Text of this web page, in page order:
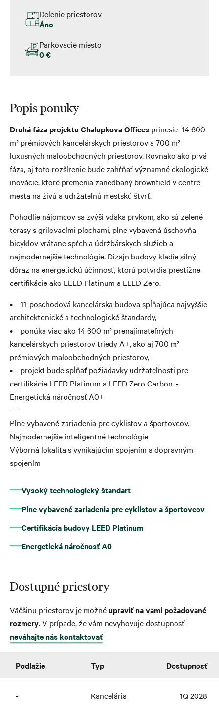
Delenie priestorov
Áno
Parkovacie miesto
0 €
Popis ponuky
Druhá fáza projektu Chalupkova Offices prinesie 14 600
m² prémiových kancelárskych priestorov a 700 m²
luxusných maloobchodných priestorov. Rovnako ako prvá
fáza, aj toto rozšírenie bude zahŕňať významné ekologické
inovácie, ktoré premenia zanedbaný brownfield v centre
mesta na živú a udržateľnú mestskú štvrť.
Pohodlie nájomcov sa zvýši vďaka prvkom, ako sú zelené
terasy s grilovacími plochami, plne vybavená úschovňa
bicyklov vrátane spŕch a údržbárskych služieb a
najmodernejšie technológie. Dizajn budovy kladie silný
dôraz na energetickú účinnosť, ktorú potvrdia prestížne
certifikácie ako LEED Platinum a LEED Zero.
• 11-poschodová kancelárska budova spĺňajúca najvyššie
architektonické a technologické štandardy,
• ponúka viac ako 14 600 m² prenajímateľných
kancelárskych priestorov triedy A+, ako aj 700 m²
prémiových maloobchodných priestorov,
• projekt bude spĺňať požiadavky udržateľnosti pre
certifikácie LEED Platinum a LEED Zero Carbon. -
Energetická náročnosť A0+
---
Plne vybavené zariadenia pre cyklistov a športovcov.
Najmodernejšie inteligentné technológie
Výborná lokalita s vynikajúcim spojením a dopravným
spojením
Vysoký technologický štandart
Plne vybavené zariadenia pre cyklistov a športovcov
Certifikácia budovy LEED Platinum
Energetická náročnosť A0
Dostupné priestory
Väčšinu priestorov je možnéupraviť na vami požadované
rozmery. V prípade, že vám nevyhovuje dostupnosť
neváhajte nás kontaktovať
Podlažie Typ Dostupnosť
- Kancelária 1Q 2028